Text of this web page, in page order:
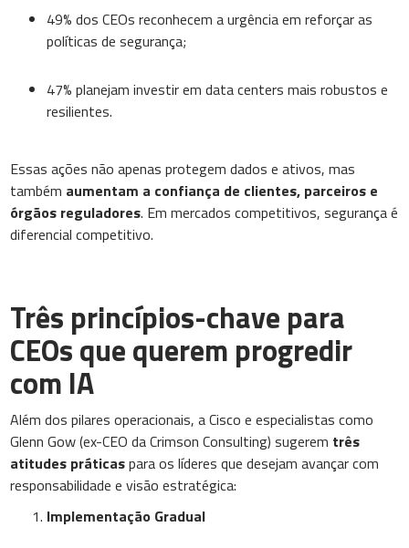
49% dos CEOs reconhecem a urgência em reforçar as
políticas de segurança;
47% planejam investir em data centers mais robustos e
resilientes.
Essas ações não apenas protegem dados e ativos, mas
também aumentam a confiança de clientes, parceiros e
órgãos reguladores. Em mercados competitivos, segurança é
diferencial competitivo.
Três princípios-chave para
CEOs que querem progredir
com IA
Além dos pilares operacionais, a Cisco e especialistas como
Glenn Gow (ex-CEO da Crimson Consulting) sugerem três
atitudes práticaspara os líderes que desejam avançar com
responsabilidade e visão estratégica:
Implementação Gradual